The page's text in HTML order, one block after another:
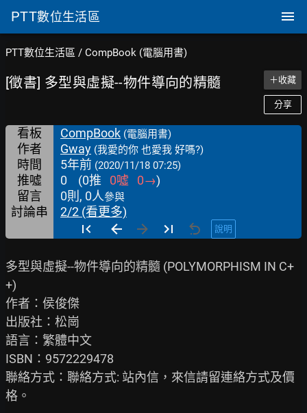
PTT數位生活區
PTT數位生活區 / CompBook (電腦用書)
[徵書] 多型與虛擬--物件導向的精髓 ＋收藏
分享
看板 CompBook (電腦用書)
作者 Gway (我愛的你 也愛我 好嗎?)
時間 5年前 (2020/11/18 07:25)
推噓 0 (0推 0噓 0→)
留言
0則, 0人參與
討論串 2/2 (看更多)
說明
多型與虛擬--物件導向的精髓 (POLYMORPHISM IN C+
+)
作者：侯俊傑
出版社：松崗
語言：繁體中文
ISBN：9572229478
聯絡方式：聯絡方式: 站內信，來信請留連絡方式及價
格。